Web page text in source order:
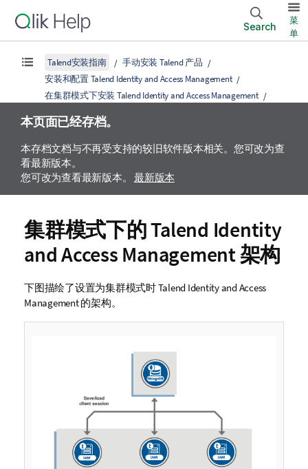
Search
菜
单
Talend安装指南
手动安装 Talend 产品
安装和配置 Talend Identity and Access Management
在集群模式下安装 Talend Identity and Access Management
本页面已经存档。
本存档文档与不再受支持的较旧软件版本相关。您可改为查
看最新版本。
您可改为查看最新版本。 最新版本
集群模式下的Talend Identity
and Access Management架构
下图描绘了设置为集群模式时Talend Identity and Access
Management的架构。